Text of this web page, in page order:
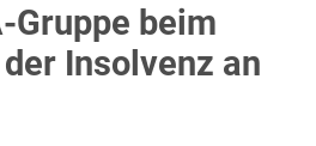
Gruppe beim
Insolvenz an